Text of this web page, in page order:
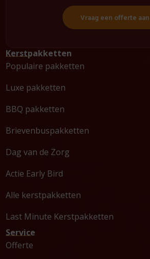
Vraag een offerte aan
Kerstpakketten
Populaire pakketten
Luxe pakketten
BBQ pakketten
Brievenbuspakketten
Dag van de Zorg
Actie Early Bird
Alle kerstpakketten
Last Minute Kerstpakketten
Service
Offerte